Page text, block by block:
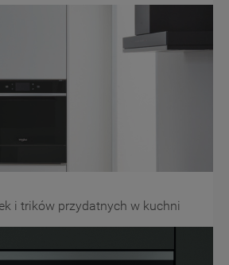
i trików przydatnych w kuchni